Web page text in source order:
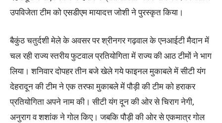
उपविजेता टीम को एसडीएम मायादत्त जोशी ने पुरस्कृत किया।
बैकुंठ चतुर्दशी मेले के अवसर पर श्रीनगर गढ़वाल के एनआईटी मैदान में
चल रही राज्य स्तरीय फुटवाल प्रतियोगिता में राज्य की आठ टीमों ने भाग
लिया। शनिवार दोपहर तीन बजे खेले गये फाइनल मुकाबले में सीटी यंग
देहरादून की टीम ने एक तरफा मुकाबले में पौड़ी की टीम को हराकर
प्रतियोगिता अपने नाम की। सीटी यंग दून की ओर से चिराग नेगी,
अनुराग व शशांक ने गोल किए। जबकि पौड़ी की ओर से एकमात्र गोल